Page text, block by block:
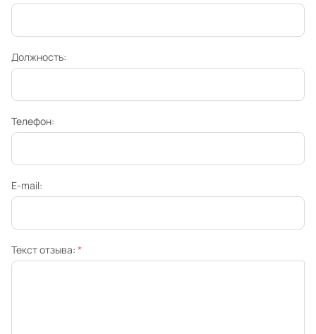
Должность:
Телефон:
E-mail:
Текст отзыва: *